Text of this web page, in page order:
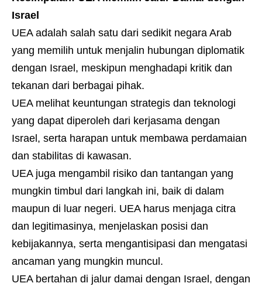
Israel
UEA adalah salah satu dari sedikit negara Arab
yang memilih untuk menjalin hubungan diplomatik
dengan Israel, meskipun menghadapi kritik dan
tekanan dari berbagai pihak.
UEA melihat keuntungan strategis dan teknologi
yang dapat diperoleh dari kerjasama dengan
Israel, serta harapan untuk membawa perdamaian
dan stabilitas di kawasan.
UEA juga mengambil risiko dan tantangan yang
mungkin timbul dari langkah ini, baik di dalam
maupun di luar negeri. UEA harus menjaga citra
dan legitimasinya, menjelaskan posisi dan
kebijakannya, serta mengantisipasi dan mengatasi
ancaman yang mungkin muncul.
UEA bertahan di jalur damai dengan Israel, dengan